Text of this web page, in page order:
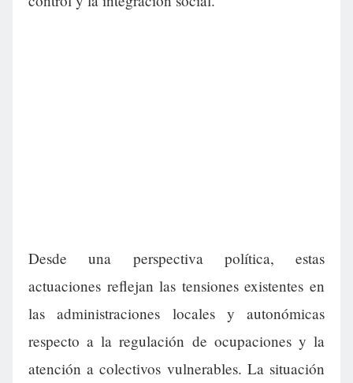
Desde una perspectiva política, estas
actuaciones reflejan las tensiones existentes en
las administraciones locales y autonómicas
respecto a la regulación de ocupaciones y la
atención a colectivos vulnerables. La situación